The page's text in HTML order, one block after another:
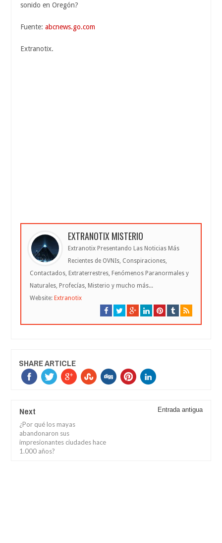
sonido en Oregón?
Fuente: abcnews.go.com
Extranotix.
EXTRANOTIX MISTERIO
Extranotix Presentando Las Noticias Más
Recientes de OVNIs, Conspiraciones,
Contactados, Extraterrestres, Fenómenos Paranormales y
Naturales, Profecías, Misterio y mucho más...
Website: Extranotix
SHARE ARTICLE
Next
¿Por qué los mayas
abandonaron sus
impresionantes ciudades hace
1.000 años?
Entrada antigua